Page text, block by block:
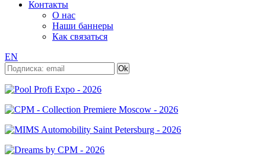
Контакты
О нас
Наши баннеры
Как связаться
EN